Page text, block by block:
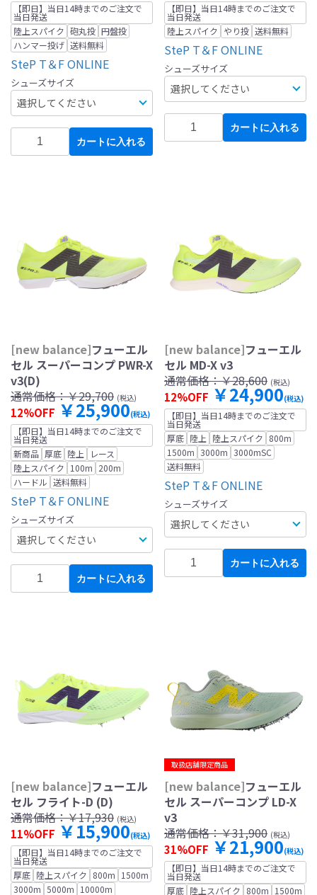
【即日】当日14時までのご注文で
当日発送
陸上スパイク 砲丸投 円盤投
ハンマー投げ 送料無料
SteP T＆F ONLINE
シューズサイズ
カートに入れる
【即日】当日14時までのご注文で
当日発送
陸上スパイク やり投 送料無料
SteP T＆F ONLINE
シューズサイズ
カートに入れる
[new balance]フューエル
セル スーパーコンプ PWR-X
v3(D)
通常価格：￥29,700 (税込)
12%OFF ￥25,900(税込)
【即日】当日14時までのご注文で
当日発送
新商品 厚底 陸上
レース
陸上スパイク 100m 200m
ハードル 送料無料
SteP T＆F ONLINE
シューズサイズ
カートに入れる
[new balance]フューエル
セル MD-X v3
通常価格：￥28,600 (税込)
12%OFF ￥24,900(税込)
【即日】当日14時までのご注文で
当日発送
厚底 陸上 陸上スパイク 800m
1500m 3000m 3000mSC
送料無料
SteP T＆F ONLINE
シューズサイズ
カートに入れる
[new balance]フューエル
セル フライト-D (D)
通常価格：￥17,930 (税込)
11%OFF ￥15,900(税込)
【即日】当日14時までのご注文で
当日発送
厚底 陸上スパイク 800m 1500m
3000m 5000m 10000m
取扱店舗限定商品
[new balance]フューエル
セル スーパーコンプ LD-X
v3
通常価格：￥31,900 (税込)
31%OFF ￥21,900(税込)
【即日】当日14時までのご注文で
当日発送
厚底 陸上スパイク 800m 1500m